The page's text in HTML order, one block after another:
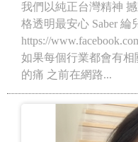
我們以純正台灣精神
格透明最安心 Saber 綸
https://
如果每個行業都會有相
的痛 之前在網路...